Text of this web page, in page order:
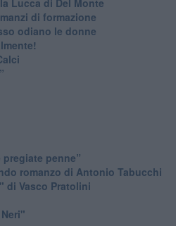
di formazione
odiano le donne
pregiate penne”
romanzo di Antonio Tabucchi
di Vasco Pratolini